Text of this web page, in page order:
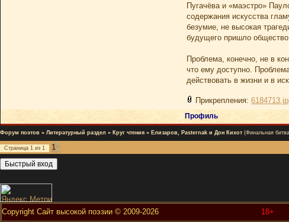
Пугачёва и «маэстро»
содержания искусства
безумие, не высокая
будущего пришло
Проблема, конечно, не в
что ему доступно.
действовать в жизни и в
Прикрепления:
Профиль
Форум поэтов » Литературный раздел » Круг чтения » Елизаров, Pasternak и Дон Кихот (Финальная
Страница 1 из 1
1
Copyright Сайт высокой поэзии © 2009-2026 18+